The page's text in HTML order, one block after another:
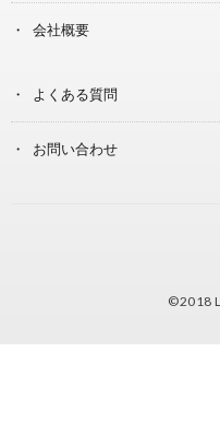
会社概要
よくある質問
お問い合わせ
©2018